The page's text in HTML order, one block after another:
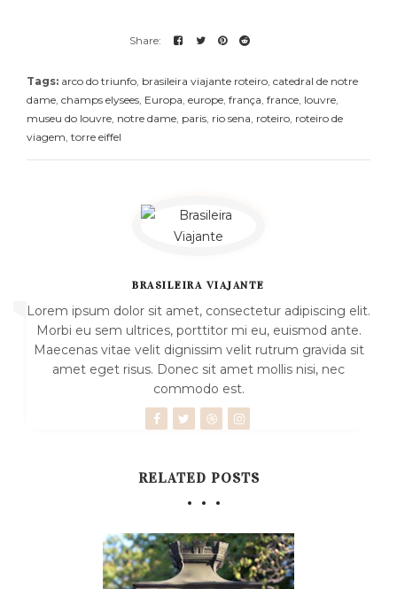
Tags: arco do triunfo brasileira viajante roteiro catedral de notre
dame champs elysees Europa europe frança france louvre
museu do louvre notre dame paris rio sena roteiro roteiro de
viagem torre eiffel
BRASILEIRA VIAJANTE
Lorem ipsum dolor sit amet, consectetur adipiscing elit.
Morbi eu sem ultrices, porttitor mi eu, euismod ante.
Maecenas vitae velit dignissim velit rutrum gravida sit
amet eget risus. Donec sit amet mollis nisi, nec
commodo est.
RELATED POSTS